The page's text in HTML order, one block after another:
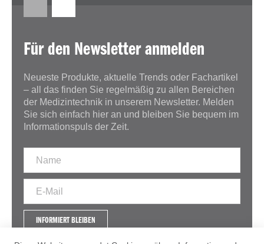
Für den Newsletter anmelden
Neueste Produkte, aktuelle Trends oder Fachartikel
– all das finden Sie regelmäßig zu allen Bereichen
der Medizintechnik in unserem Newsletter. Melden
Sie sich einfach hier an und bleiben Sie bequem im
Informationspuls der Zeit.
INFORMIERT BLEIBEN